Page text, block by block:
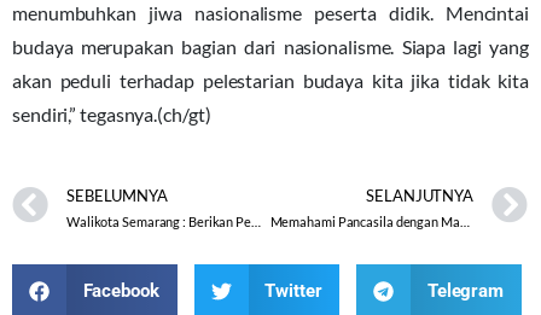
menumbuhkan jiwa nasionalisme peserta didik. Mencintai
budaya merupakan bagian dari nasionalisme. Siapa lagi yang
akan peduli terhadap pelestarian budaya kita jika tidak kita
sendiri,” tegasnya.(ch/gt)
SEBELUMNYA
Walikota Semarang : Berikan Pemahaman Islam Penuh Toleransi
SELANJUTNYA
Facebook Twitter Telegram